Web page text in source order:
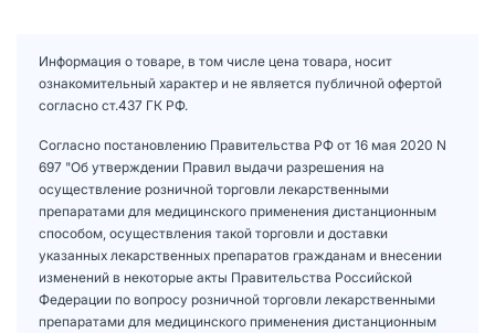
Информация о товаре, в том числе цена товара, носит
ознакомительный характер и не является публичной офертой
согласно ст.437 ГК РФ.
Согласно постановлению Правительства РФ от 16 мая 2020 N
697 "Об утверждении Правил выдачи разрешения на
осуществление розничной торговли лекарственными
препаратами для медицинского применения дистанционным
способом, осуществления такой торговли и доставки
указанных лекарственных препаратов гражданам и внесении
изменений в некоторые акты Правительства Российской
Федерации по вопросу розничной торговли лекарственными
препаратами для медицинского применения дистанционным